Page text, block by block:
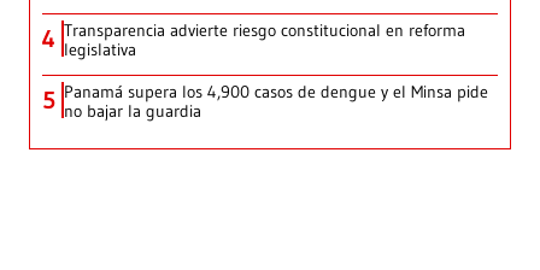
4 Transparencia advierte riesgo constitucional en reforma
legislativa
5 Panamá supera los 4,900 casos de dengue y el Minsa pide
no bajar la guardia